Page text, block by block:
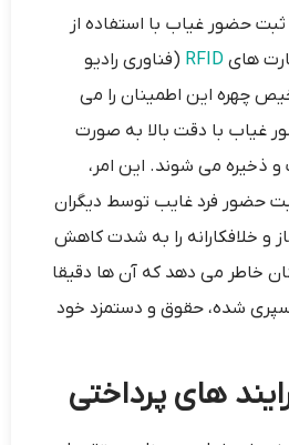
حضور غیاب با استفاده از
های RFID (فناوری رادیو
چهره این اطمینان را می
غیاب با دقت بالا به صورت
ذخیره می ‌شوند. این امر،
حضور فرد غایب توسط دیگران
و خلافکارانه را به شدت کاهش
خاطر می ‌دهد که آن ها دقیقا
شده، حقوق و دستمزد خود
های پرداختی